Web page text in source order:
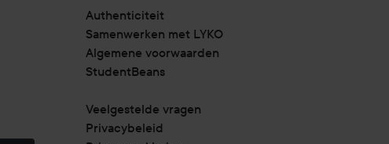
Authenticiteit
Samenwerken met LYKO
Algemene voorwaarden
StudentBeans
Veelgestelde vragen
Privacybeleid